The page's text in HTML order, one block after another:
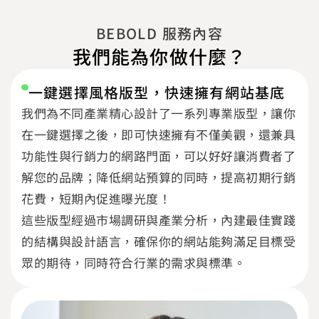
BEBOLD 服務內容
我們能為你做什麼？
一鍵選擇風格版型，快速擁有網站基底
我們為不同產業精心設計了一系列專業版型，讓你
在一鍵選擇之後，即可快速擁有不僅美觀，還兼具
功能性與行銷力的網路門面，可以好好讓消費者了
解您的品牌；降低網站預算的同時，提高初期行銷
花費，短期內促進曝光度！
這些版型經過市場調研與產業分析，內建最佳實踐
的結構與設計語言，確保你的網站能夠滿足目標受
眾的期待，同時符合行業的需求與標準。